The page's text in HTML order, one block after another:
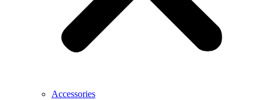
Accessories